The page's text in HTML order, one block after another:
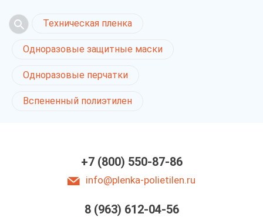
Техническая пленка
Одноразовые защитные маски
Одноразовые перчатки
Вспененный полиэтилен
+7 (800) 550-87-86
info@plenka-polietilen.ru
8 (963) 612-04-56
пленка